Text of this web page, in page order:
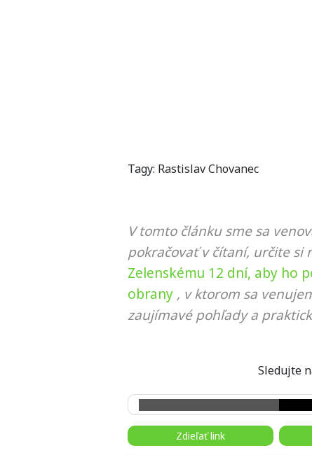
Tagy: Rastislav Chovanec
V tomto článku sme sa
pokračovať v čítaní, určite si
Zelenskému 12 dní, aby ho
obrany , v ktorom sa
zaujímavé pohľady a
Sledujte
Zdieľať link